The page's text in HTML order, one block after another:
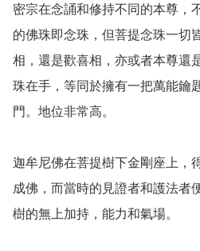
密宗在念誦和修持不同的本尊，
的佛珠即念珠，但菩提念珠一切
相，還是歡喜相，亦或者本尊還
珠在手，等同於擁有一把萬能鑰
門。地位非常高。
迦牟尼佛在菩提樹下金剛座上，
成佛，而當時的見證者和護法者
樹的無上加持，能力和氣場。